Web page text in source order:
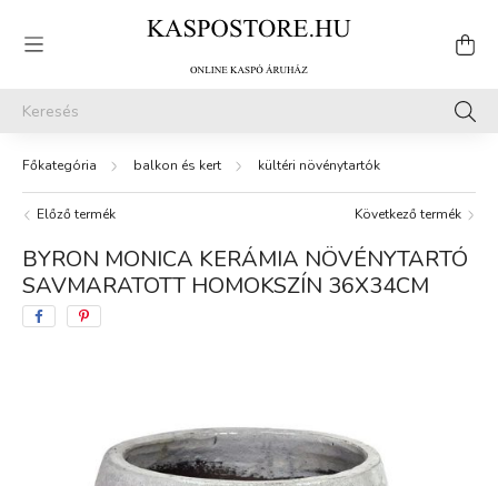
balkon és kert kültéri növénytartók
Előző termék Következő termék
BYRON MONICA KERÁMIA NÖVÉNYTARTÓ
SAVMARATOTT HOMOKSZÍN 36X34CM